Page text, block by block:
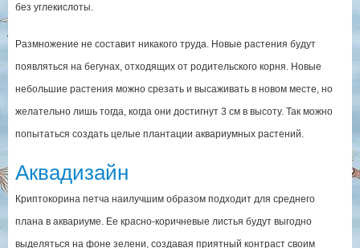
без углекислоты.
Размножение не составит никакого труда. Новые растения будут
появляться на бегунах, отходящих от родительского корня. Новые
небольшие растения можно срезать и высаживать в новом месте, но
желательно лишь тогда, когда они достигнут 3 см в высоту. Так можно
попытаться создать целые плантации аквариумных растений.
Аквадизайн
Криптокорина петча наилучшим образом подходит для среднего
плана в аквариуме. Ее красно-коричневые листья будут выгодно
выделяться на фоне зелени, создавая приятный контраст своим